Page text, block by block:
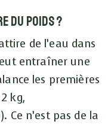
du poids ?
de l’eau dans
entraîner une
les premières
kg,
Ce n’est pas de la